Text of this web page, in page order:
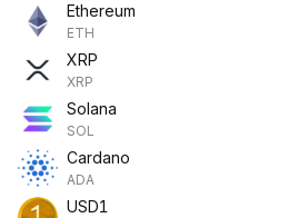
Ethereum
ETH
XRP
XRP
Solana
SOL
Cardano
ADA
USD1